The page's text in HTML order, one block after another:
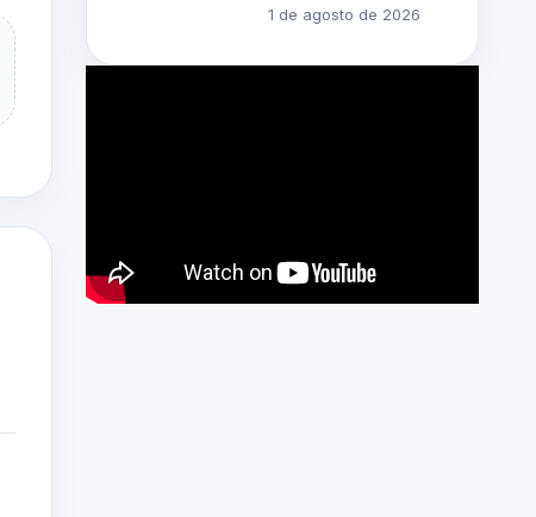
1 de agosto de 2026